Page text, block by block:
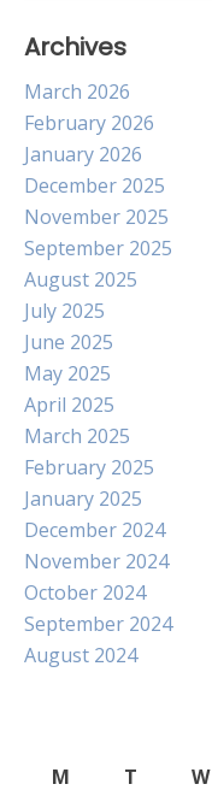
Archives
March 2026
February 2026
January 2026
December 2025
November 2025
September 2025
August 2025
July 2025
June 2025
May 2025
April 2025
March 2025
February 2025
January 2025
December 2024
November 2024
October 2024
September 2024
August 2024
M
T W